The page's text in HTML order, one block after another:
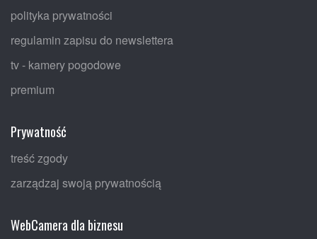
polityka prywatności
regulamin zapisu do newslettera
tv - kamery pogodowe
premium
Prywatność
treść zgody
zarządzaj swoją prywatnością
WebCamera dla biznesu